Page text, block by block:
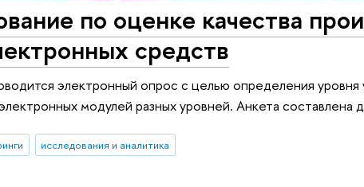
по оценке качества
средств
электронный опрос с целью определения уровня
модулей разных уровней. Анкета
исследования и аналитика